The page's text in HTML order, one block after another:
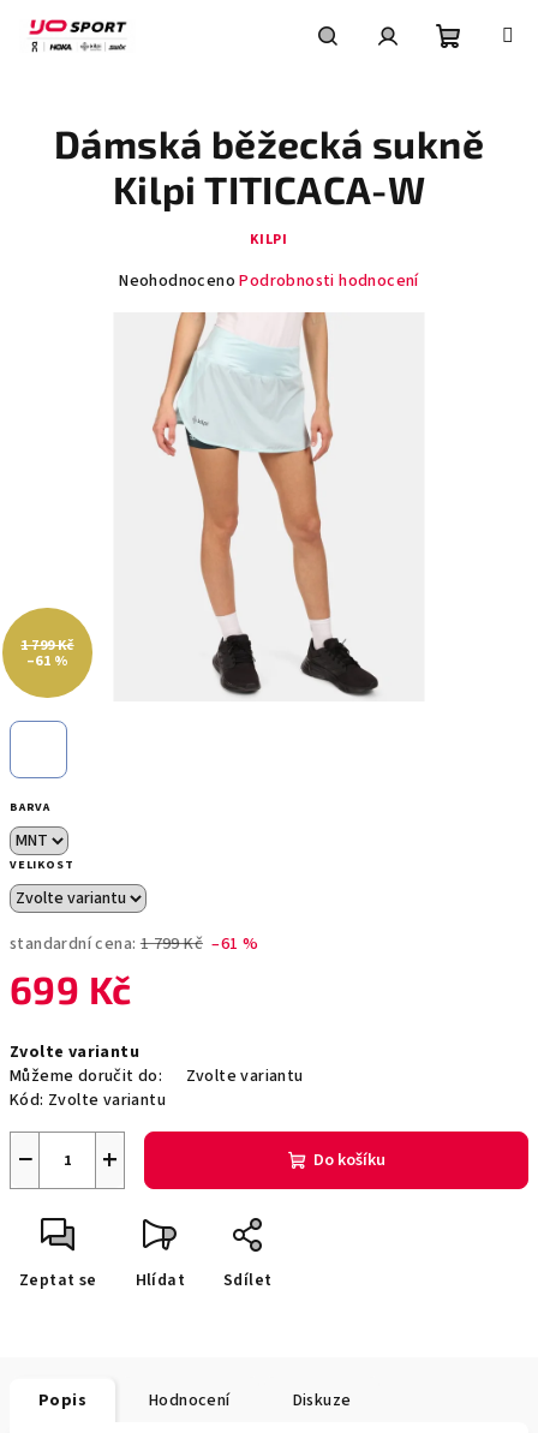
obsah
košík
BARVA
VELIKOST
standardní cena: 1 799 Kč –61 %
699 Kč
cena:
Zvolte variantu
Můžeme doručit do:
Zvolte variantu
Kód: Zvolte variantu
+
− Do košíku
Zeptat se Hlídat Sdílet
Dámská běžecká sukně
Kilpi TITICACA-W
KILPI
Průměrné
produktu
hvězdiček.
Neohodnoceno Podrobnosti hodnocení
1 799 Kč
–61 %
Popis Hodnocení Diskuze